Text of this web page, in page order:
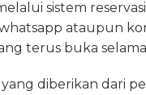
sistem
ataupun
terus buka
yang diberikan dari